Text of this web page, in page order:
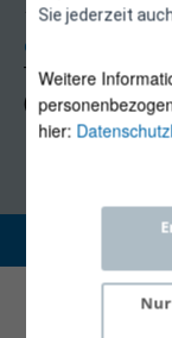
Sie jederzeit
Weitere
hier:
1010 Wien
Tel +43 1
(Mo, Mi-Fr